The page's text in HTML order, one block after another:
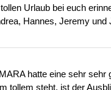
Urlaub bei euch
Hannes, Jeremy und
hatte eine sehr sehr
tollem steht, ist der